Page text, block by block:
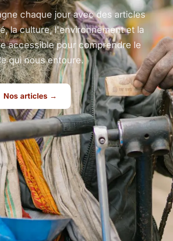
chaque jour avec des articles
la culture, l'environnement et la
accessible pour comprendre le
qui nous entoure.
Nos articles →